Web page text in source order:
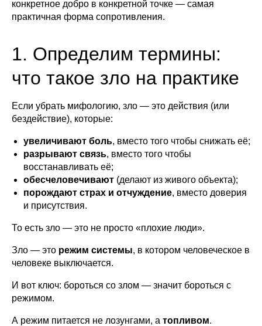
конкретное добро в конкретной точке — самая
практичная форма сопротивления.
1. Определим термины:
что такое зло на практике
Если убрать мифологию, зло — это действия (или
бездействие), которые:
увеличивают боль, вместо того чтобы снижать её;
разрывают связь, вместо того чтобы
восстанавливать её;
обесчеловечивают (делают из живого объекта);
порождают страх и отчуждение, вместо доверия
и присутствия.
То есть зло — это не просто «плохие люди».
Зло — это режим системы, в котором человеческое в
человеке выключается.
И вот ключ: бороться со злом — значит бороться с
режимом.
А режим питается не лозунгами, а топливом.